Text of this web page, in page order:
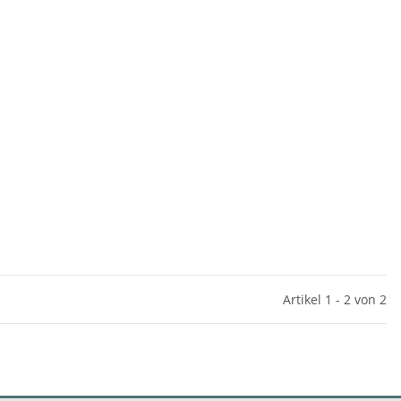
Artikel 1 - 2 von 2